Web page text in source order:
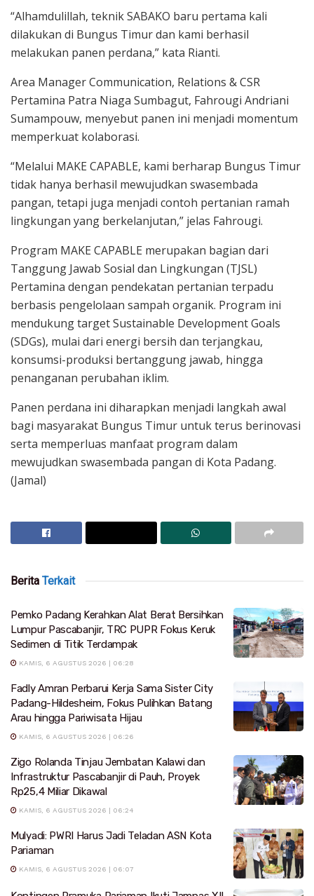
“Alhamdulillah, teknik SABAKO baru pertama kali
dilakukan di Bungus Timur dan kami berhasil
melakukan panen perdana,” kata Rianti.
Area Manager Communication, Relations & CSR
Pertamina Patra Niaga Sumbagut, Fahrougi Andriani
Sumampouw, menyebut panen ini menjadi momentum
memperkuat kolaborasi.
“Melalui MAKE CAPABLE, kami berharap Bungus Timur
tidak hanya berhasil mewujudkan swasembada
pangan, tetapi juga menjadi contoh pertanian ramah
lingkungan yang berkelanjutan,” jelas Fahrougi.
Program MAKE CAPABLE merupakan bagian dari
Tanggung Jawab Sosial dan Lingkungan (TJSL)
Pertamina dengan pendekatan pertanian terpadu
berbasis pengelolaan sampah organik. Program ini
mendukung target Sustainable Development Goals
(SDGs), mulai dari energi bersih dan terjangkau,
konsumsi-produksi bertanggung jawab, hingga
penanganan perubahan iklim.
Panen perdana ini diharapkan menjadi langkah awal
bagi masyarakat Bungus Timur untuk terus berinovasi
serta memperluas manfaat program dalam
mewujudkan swasembada pangan di Kota Padang.
(Jamal)
Berita Terkait
Pemko Padang Kerahkan Alat Berat Bersihkan
Lumpur Pascabanjir, TRC PUPR Fokus Keruk
Sedimen di Titik Terdampak
KAMIS, 6 AGUSTUS 2026 | 06:28
Fadly Amran Perbarui Kerja Sama Sister City
Padang-Hildesheim, Fokus Pulihkan Batang
Arau hingga Pariwisata Hijau
KAMIS, 6 AGUSTUS 2026 | 06:26
Zigo Rolanda Tinjau Jembatan Kalawi dan
Infrastruktur Pascabanjir di Pauh, Proyek
Rp25,4 Miliar Dikawal
KAMIS, 6 AGUSTUS 2026 | 06:24
Mulyadi: PWRI Harus Jadi Teladan ASN Kota
Pariaman
KAMIS, 6 AGUSTUS 2026 | 06:07